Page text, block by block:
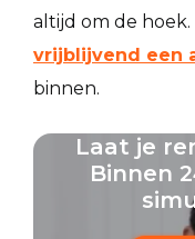
altijd om de
vrijblijvend een
binnen.
Laat je
Binnen